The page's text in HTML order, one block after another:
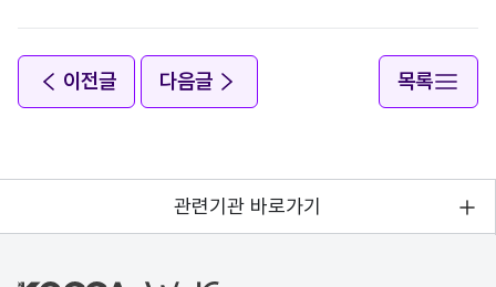
이전글 다음글 목록
관련기관 바로가기